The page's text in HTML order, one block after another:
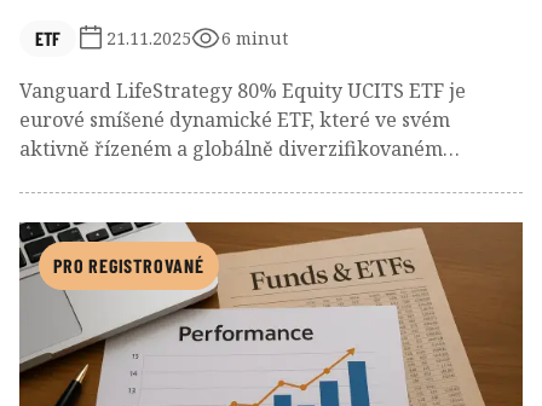
ETF 21.11.2025 6 minut
Vanguard LifeStrategy 80% Equity UCITS ETF je
eurové smíšené dynamické ETF, které ve svém
aktivně řízeném a globálně diverzifikovaném
indexová ETF Vanguard s expozicí na vyspělé i
rozvíjející se akciové trhy a trhy bonitních státních i
korporátních dluhopisů. Společně s dalšími
profilovými ETF řady Vanguard LifeStrategy, která
sledují neutrální zastoupení akciové složky 60 %, 40 %
a 20 %, zapadá do strategie životního cyklu. Díky
PRO REGISTROVANÉ